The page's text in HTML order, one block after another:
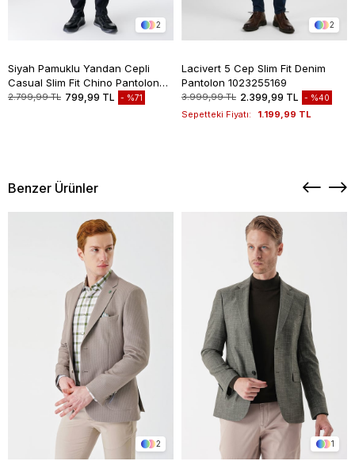
2
Siyah Pamuklu Yandan Cepli
Casual Slim Fit Chino Pantolon
1003235117
2.799,99 TL 799,99 TL %71
2
Lacivert 5 Cep Slim Fit Denim
Pantolon 1023255169
3.999,99 TL 2.399,99 TL %40
Sepetteki Fiyatı: 1.199,99 TL
Benzer Ürünler
2 1